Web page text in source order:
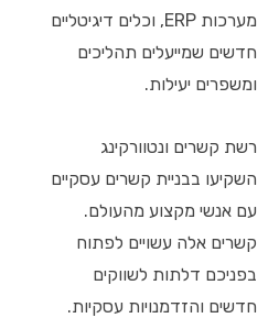
מערכות ERP, וכלים דיגיטליים
חדשים שמייעלים תהליכים
ומשפרים יעילות.
רשת קשרים ונטוורקינג
השקיעו בבניית קשרים עסקיים
עם אנשי מקצוע מהעולם.
קשרים אלה עשויים לפתוח
בפניכם דלתות לשווקים
חדשים והזדמנויות עסקיות.